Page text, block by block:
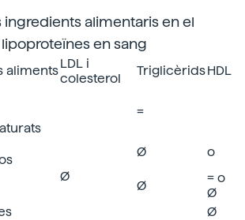
ingredients alimentaris en el
en sang
alimentsLDL i
colesterol
TriglicèridsHDL
=
Ø
o
Ø
Ø
= o
Ø
Ø